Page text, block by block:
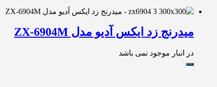
میدرنج زد ایکس آدیو مدل ZX-6904M
در انبار موجود نمی باشد